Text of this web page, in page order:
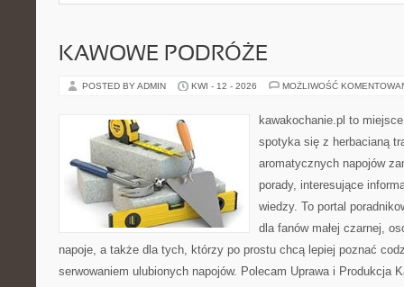
KAWOWE PODRÓŻE
POSTED BY ADMIN KWI - 12 - 2026 MOŻLIWOŚĆ
kawakochanie.pl to
spotyka się z herbacianą
aromatycznych napojów
porady, interesujące
wiedzy. To portal
dla fanów małej czarnej,
napoje, a także dla tych, którzy po prostu chcą lepiej poznać
serwowaniem ulubionych napojów. Polecam Uprawa i Produkcja